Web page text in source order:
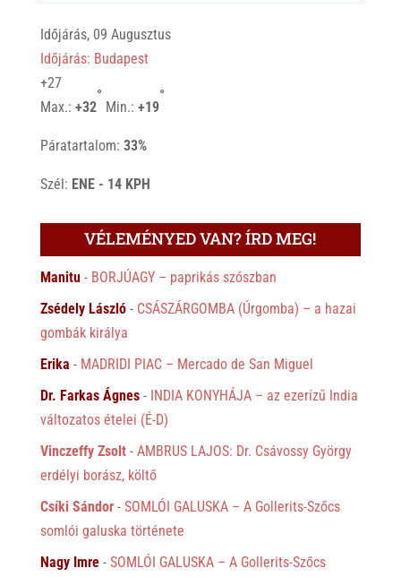
Időjárás, 09 Augusztus
Időjárás: Budapest
+27
Max.: +32
°
Min.: +19
°
Páratartalom: 33%
Szél: ENE - 14 KPH
VÉLEMÉNYED VAN? ÍRD MEG!
Manitu- BORJÚAGY – paprikás szószban
Zsédely László- CSÁSZÁRGOMBA (Úrgomba) – a hazai
gombák királya
Erika - MADRIDI PIAC – Mercado de San Miguel
Dr. Farkas Ágnes- INDIA KONYHÁJA – az ezerízű India
változatos ételei (É-D)
Vinczeffy Zsolt- AMBRUS LAJOS: Dr. Csávossy György
erdélyi borász, költő
Csíki Sándor- SOMLÓI GALUSKA – A Gollerits-Szőcs
somlói galuska története
Nagy Imre- SOMLÓI GALUSKA – A Gollerits-Szőcs